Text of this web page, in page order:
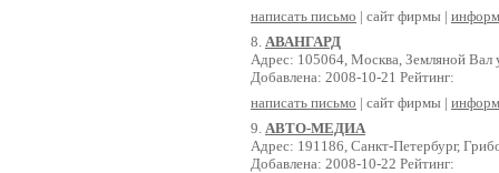
написать письмо | сайт фирмы |
8. АВАНГАРД
Адрес: 105064, Москва, Земляной Вал
Добавлена: 2008-10-21 Рейтинг:
написать письмо | сайт фирмы |
9. АВТО-МЕДИА
Адрес: 191186, Санкт-Петербург,
Добавлена: 2008-10-22 Рейтинг: